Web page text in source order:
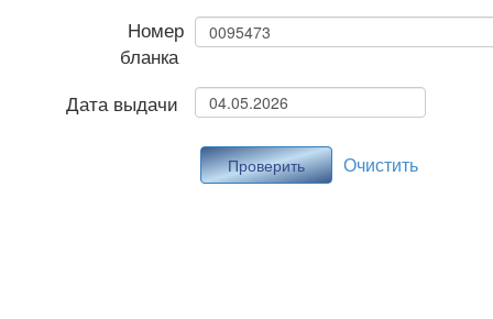
Номер
бланка
Дата выдачи
Проверить Очистить